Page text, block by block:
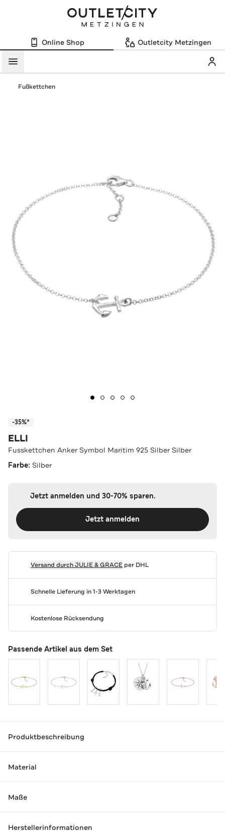
Online Shop Outletcity Metzingen
Menü
Fußkettchen
-35%*
ELLI
Fusskettchen Anker Symbol Maritim 925 Silber Silber
Farbe: Silber
Jetzt anmelden und 30-70% sparen.
Jetzt anmelden
Versand durchJULIE & GRACEper DHL
Schnelle Lieferung in 1-3 Werktagen
Kostenlose Rücksendung
Passende Artikel aus dem Set
Produktbeschreibung
Material
Maße
Herstellerinformationen